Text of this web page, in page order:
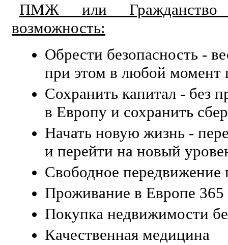
ПМЖ или
возможность:
Обрести безопасность -
при этом в любой момент
Сохранить капитал - без
в Европу и сохранить
Начать новую жизнь -
и перейти на новый
Свободное
Проживание в Европе 365
Покупка недвижимости
Качественная медицина